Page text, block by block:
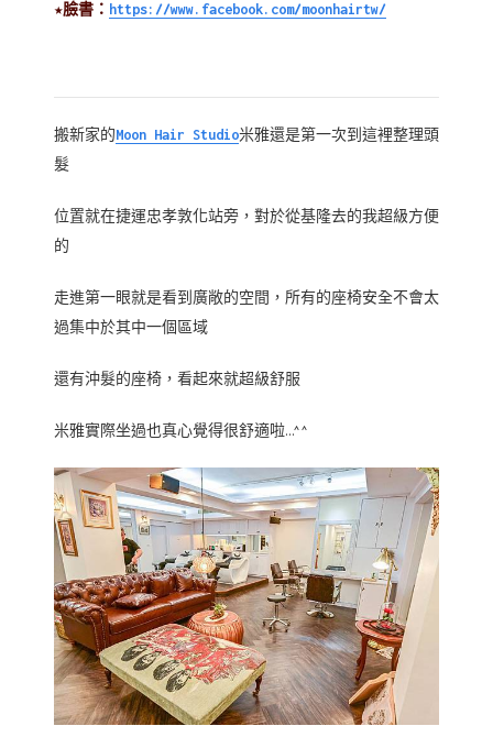
★臉書： https://www.facebook.com/moonhairtw/
搬新家的Moon Hair Studio米雅還是第一次到這裡整理頭
髮
位置就在捷運忠孝敦化站旁，對於從基隆去的我超級方便
的
走進第一眼就是看到廣敞的空間，所有的座椅安全不會太
過集中於其中一個區域
還有沖髮的座椅，看起來就超級舒服
米雅實際坐過也真心覺得很舒適啦…^^